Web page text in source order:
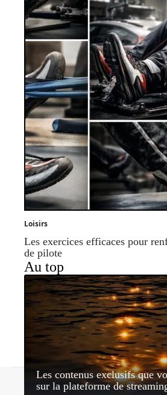
Loisirs
Les exercices efficaces pour
de pilote
Au top
Les contenus exclusifs que
sur la plateforme de
Contact Mentions légales